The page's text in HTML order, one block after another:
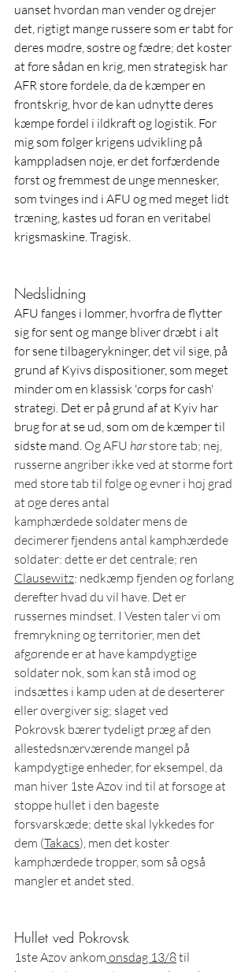
uanset hvordan man vender og drejer
det, rigtigt mange russere som er tabt for
deres mødre, søstre og fædre; det koster
at føre sådan en krig, men strategisk har
AFR store fordele, da de kæmper en
frontskrig, hvor de kan udnytte deres
kæmpe fordel i ildkraft og logistik. For
mig som følger krigens udvikling på
kamppladsen nøje, er det forfærdende
først og fremmest de unge mennesker,
som tvinges ind i AFU og med meget lidt
træning, kastes ud foran en veritabel
krigsmaskine. Tragisk.
Nedslidning
AFU fanges i lommer, hvorfra de flytter
sig for sent og mange bliver dræbt i alt
for sene tilbagerykninger, det vil sige, på
grund af Kyivs dispositioner, som meget
minder om en klassisk 'corps for cash'
strategi. Det er på grund af at Kyiv har
brug for at se ud, som om de kæmper til
sidste mand. Og AFU har store tab; nej,
russerne angriber ikke ved at storme fort
med store tab til følge og evner i høj grad
at øge deres antal
kamphærdede soldater mens de
decimerer fjendens antal kamphærdede
soldater: dette er det centrale; ren
Clausewitz: nedkæmp fjenden og forlang
derefter hvad du vil have. Det er
russernes mindset. I Vesten taler vi om
fremrykning og territorier, men det
afgørende er at have kampdygtige
soldater nok, som kan stå imod og
indsættes i kamp uden at de deserterer
eller overgiver sig; slaget ved
Pokrovsk bærer tydeligt præg af den
allestedsnærværende mangel på
kampdygtige enheder, for eksempel, da
man hiver 1ste Azov ind til at forsøge at
stoppe hullet i den bageste
forsvarskæde; dette skal lykkedes for
dem (Takacs), men det koster
kamphærdede tropper, som så også
mangler et andet sted.
Hullet ved Pokrovsk
1ste Azov ankom onsdag 13/8 til